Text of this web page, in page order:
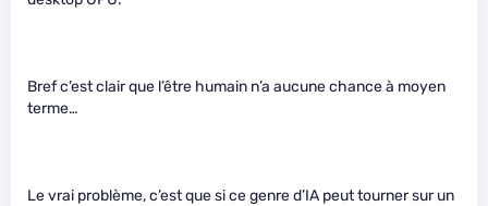
Bref c’est clair que l’être humain n’a aucune chance à moyen
terme…
Le vrai problème, c’est que si ce genre d’IA peut tourner sur un